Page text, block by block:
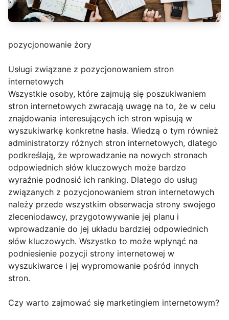
pozycjonowanie żory
Usługi związane z pozycjonowaniem stron
internetowych
Wszystkie osoby, które zajmują się poszukiwaniem
stron internetowych zwracają uwagę na to, że w celu
znajdowania interesujących ich stron wpisują w
wyszukiwarkę konkretne hasła. Wiedzą o tym również
administratorzy różnych stron internetowych, dlatego
podkreślają, że wprowadzanie na nowych stronach
odpowiednich słów kluczowych może bardzo
wyraźnie podnosić ich ranking. Dlatego do usług
związanych z pozycjonowaniem stron internetowych
należy przede wszystkim obserwacja strony swojego
zleceniodawcy, przygotowywanie jej planu i
wprowadzanie do jej układu bardziej odpowiednich
słów kluczowych. Wszystko to może wpłynąć na
podniesienie pozycji strony internetowej w
wyszukiwarce i jej wypromowanie pośród innych
stron.
Czy warto zajmować się marketingiem internetowym?